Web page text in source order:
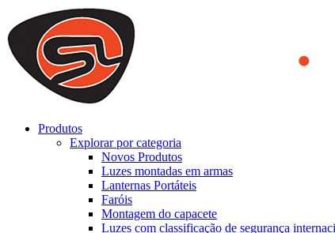
We use cookies to ensure that we provide you the best
you a better experience. To learn more or to find out how you
ACCEPT AND CLOSE
Produtos
Explorar por categoria
Novos Produtos
Luzes montadas em armas
Lanternas Portáteis
Faróis
Montagem do capacete
Luzes com classificação de segurança